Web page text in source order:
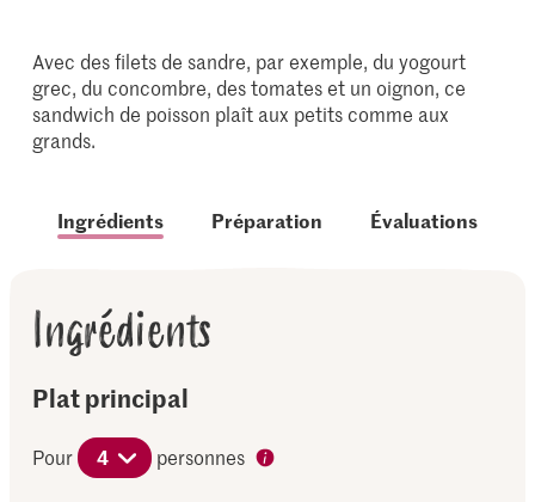
Avec des filets de sandre, par exemple, du yogourt
grec, du concombre, des tomates et un oignon, ce
sandwich de poisson plaît aux petits comme aux
grands.
Ingrédients Préparation Évaluations
Ingrédients
Plat principal
Pour 4 personnes